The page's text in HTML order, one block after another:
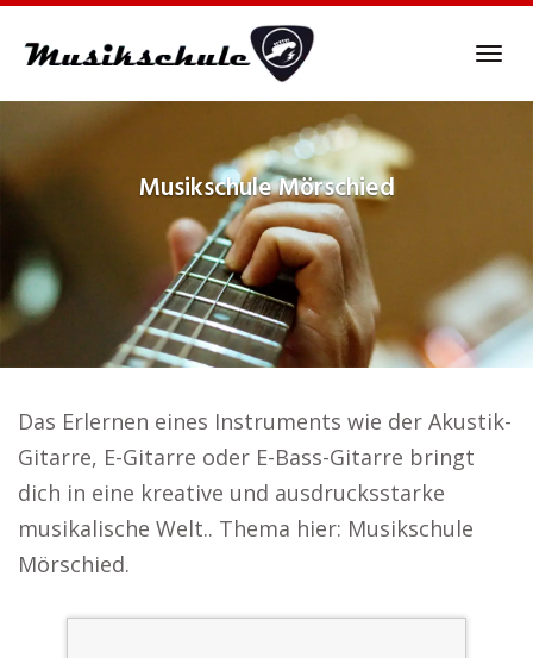
MusikschuleMörschied
Das Erlernen eines Instruments wie der Akustik-
Gitarre, E-Gitarre oder E-Bass-Gitarre bringt
dich in eine kreative und ausdrucksstarke
musikalische Welt.. Thema hier: Musikschule
Mörschied.